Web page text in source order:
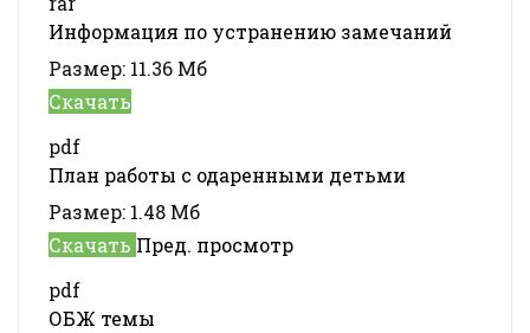
Информация по устранению замечаний
Размер: 11.36 Мб
Скачать
pdf
План работы с одаренными детьми
Размер: 1.48 Мб
Скачать Пред. просмотр
pdf
ОБЖ темы